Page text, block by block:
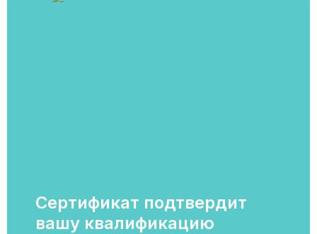
Сертификат подтвердит
вашу квалификацию